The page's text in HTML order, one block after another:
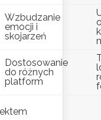
Wzbudzanie
emocji i
skojarzeń
Dostosowanie
do różnych
platform